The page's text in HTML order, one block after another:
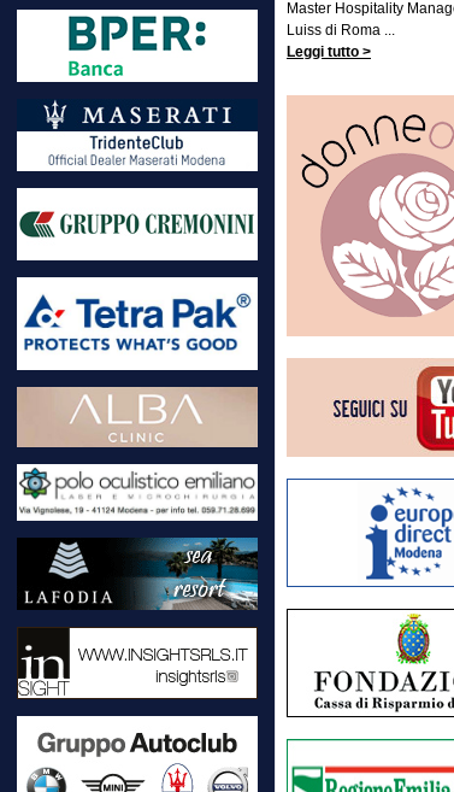
Master Hospitality
Luiss di Roma ...
Leggi tutto >